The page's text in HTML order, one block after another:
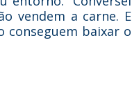
vendem a carne. E
conseguem baixar o